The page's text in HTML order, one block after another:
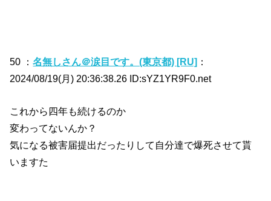
50 ：名無しさん＠涙目です。(東京都) [RU] ：
2024/08/19(月) 20:36:38.26 ID:sYZ1YR9F0.net
これから四年も続けるのか
変わってないんか？
気になる被害届提出だったりして自分達で爆死させて貰
いますた